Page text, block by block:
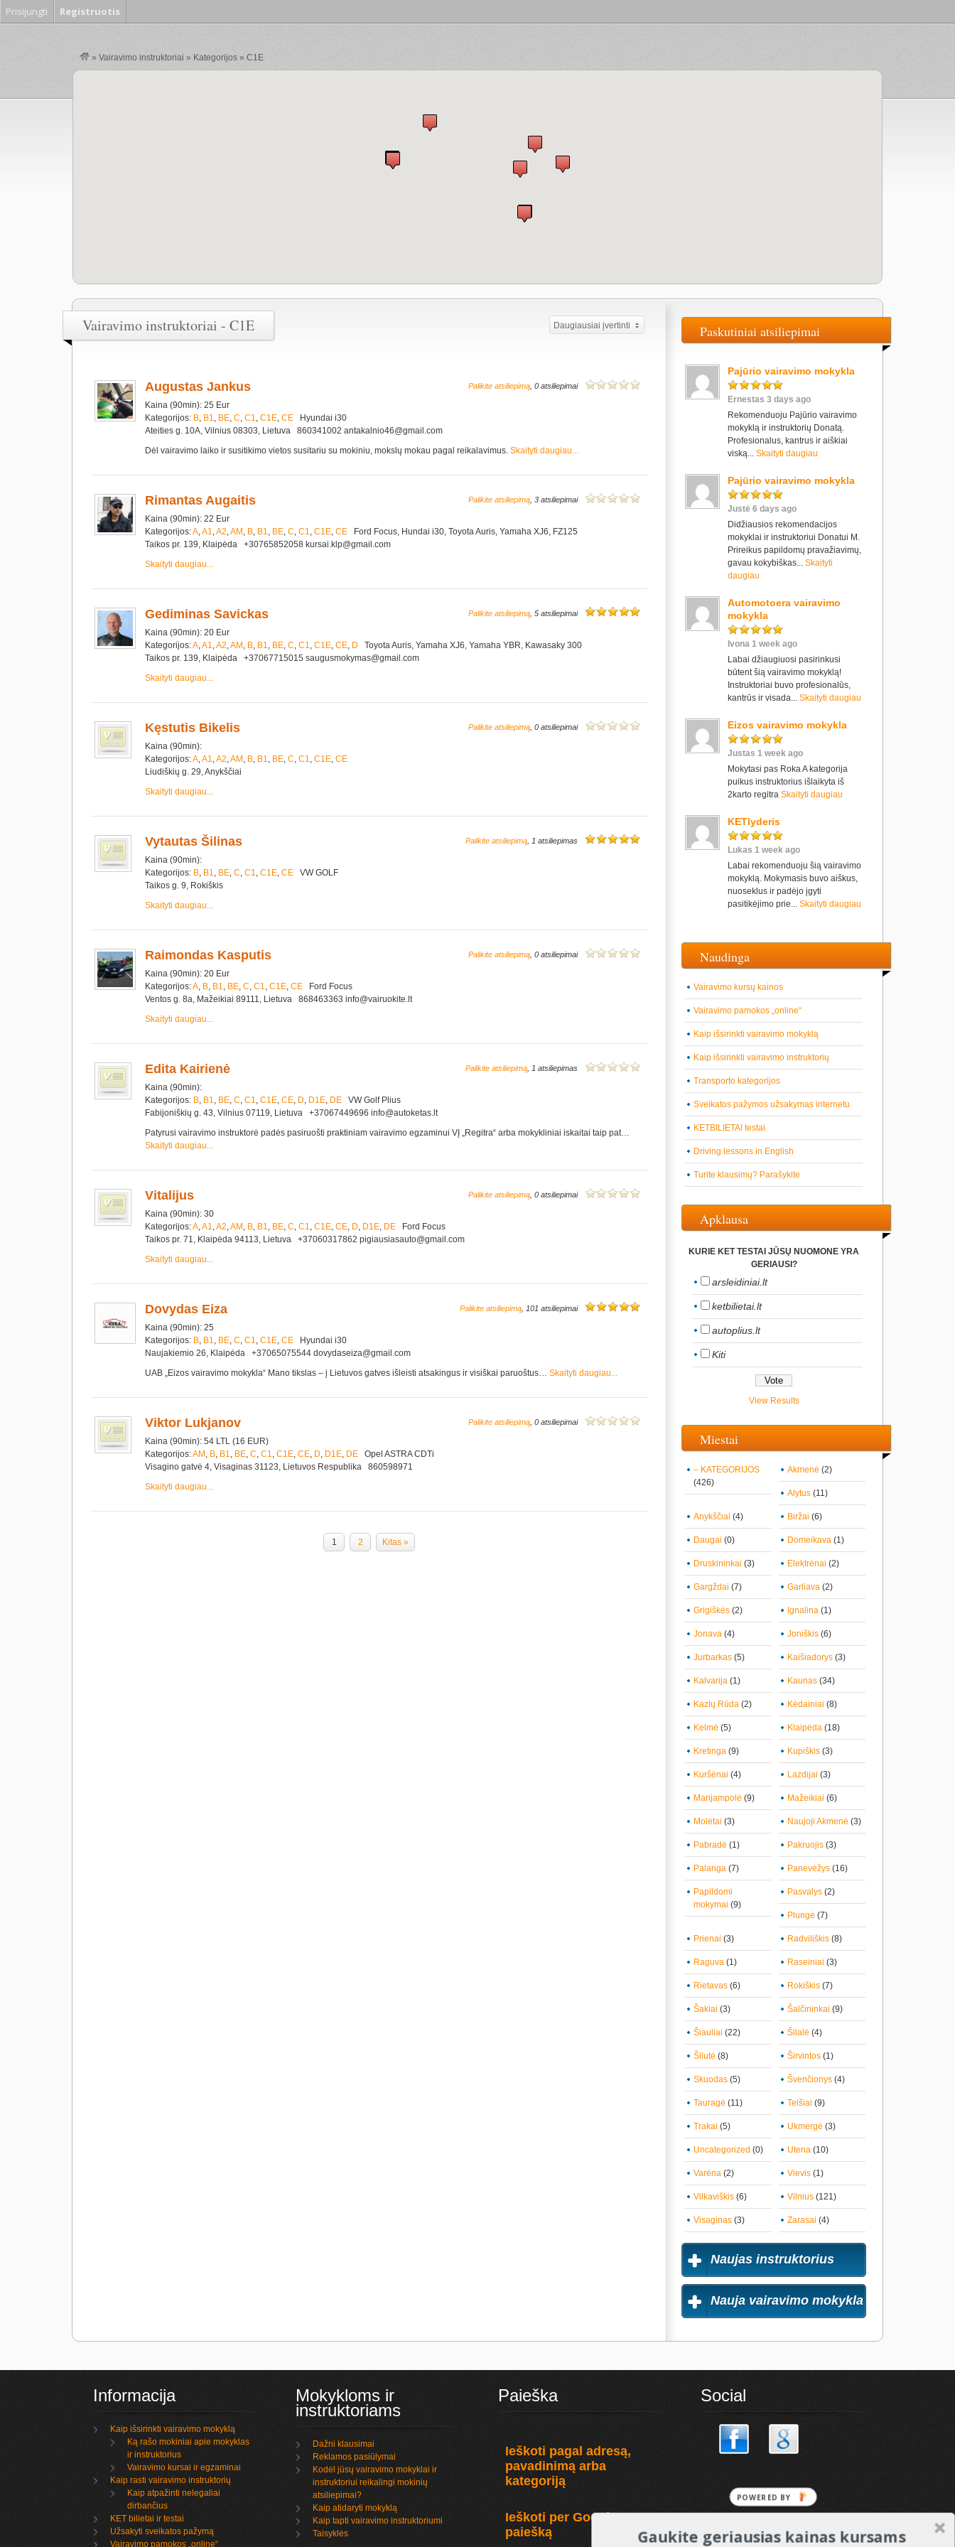
» Vairavimo instruktoriai » Kategorijos » C1E
Vairavimo instruktoriai - C1E Daugiausiai įvertinti
Palikite atsiliepimą , 0 atsiliepimai
Augustas Jankus
Kaina (90min): 25 Eur
Kategorijos: B, B1, BE, C, C1, C1E, CE Hyundai i30
Ateities g. 10A, Vilnius 08303, Lietuva 860341002 antakalnio46@gmail.com
Dėl vairavimo laiko ir susitikimo vietos susitariu su mokiniu, mokslų mokau pagal reikalavimus. Skaityti daugiau...
Palikite atsiliepimą , 3 atsiliepimai
Rimantas Augaitis
Kaina (90min): 22 Eur
Kategorijos:A,A1,A2,AM , B, B1, BE, C, C1, C1E, CE Ford Focus, Hundai i30, Toyota Auris, Yamaha XJ6, FZ125
Taikos pr. 139, Klaipėda +30765852058 kursai.klp@gmail.com
Skaityti daugiau...
Palikite atsiliepimą , 5 atsiliepimai
Gediminas Savickas
Kaina (90min): 20 Eur
Kategorijos:A,A1,A2,AM , B, B1, BE, C, C1, C1E, CE, D Toyota Auris, Yamaha XJ6, Yamaha YBR, Kawasaky 300
Taikos pr. 139, Klaipėda +37067715015 saugusmokymas@gmail.com
Skaityti daugiau...
Palikite atsiliepimą , 0 atsiliepimai
Kęstutis Bikelis
Kaina (90min):
Kategorijos:A,A1,A2,AM , B, B1, BE, C, C1, C1E, CE
Liudiškių g. 29, Anykščiai
Skaityti daugiau...
Palikite atsiliepimą , 1 atsiliepimas
Vytautas Šilinas
Kaina (90min):
Kategorijos: B, B1, BE, C, C1, C1E, CE VW GOLF
Taikos g. 9, Rokiškis
Skaityti daugiau...
Palikite atsiliepimą , 0 atsiliepimai
Raimondas Kasputis
Kaina (90min): 20 Eur
Kategorijos:A, B, B1, BE, C, C1, C1E, CE Ford Focus
Ventos g. 8a, Mažeikiai 89111, Lietuva 868463363 info@vairuokite.lt
Skaityti daugiau...
Palikite atsiliepimą , 1 atsiliepimas
Edita Kairienė
Kaina (90min):
Kategorijos: B, B1, BE, C, C1, C1E, CE, D, D1E, DE VW Golf Plius
Fabijoniškių g. 43, Vilnius 07119, Lietuva +37067449696 info@autoketas.lt
Patyrusi vairavimo instruktorė padės pasiruošti praktiniam vairavimo egzaminui VĮ „Regitra“ arba mokykliniai iskaitai taip pat…
Skaityti daugiau...
Palikite atsiliepimą , 0 atsiliepimai
Vitalijus
Kaina (90min): 30
Kategorijos:A,A1,A2,AM , B, B1, BE, C, C1, C1E, CE, D, D1E, DE Ford Focus
Taikos pr. 71, Klaipėda 94113, Lietuva +37060317862 pigiausiasauto@gmail.com
Skaityti daugiau...
Palikite atsiliepimą , 101 atsiliepimai
Dovydas Eiza
Kaina (90min): 25
Kategorijos: B, B1, BE, C, C1, C1E, CE Hyundai i30
Naujakiemio 26, Klaipėda +37065075544 dovydaseiza@gmail.com
UAB „Eizos vairavimo mokykla“ Mano tikslas – į Lietuvos gatves išleisti atsakingus ir visiškai paruoštus… Skaityti daugiau...
Palikite atsiliepimą , 0 atsiliepimai
Viktor Lukjanov
Kaina (90min): 54 LTL (16 EUR)
Kategorijos:AM , B, B1, BE, C, C1, C1E, CE, D, D1E, DE Opel ASTRA CDTi
Visagino gatvė 4, Visaginas 31123, Lietuvos Respublika 860598971
Skaityti daugiau...
1 2 Kitas »
Paskutiniai atsiliepimai
Pajūrio vairavimo mokykla
Ernestas 3 days ago
Rekomenduoju Pajūrio vairavimo
mokyklą ir instruktorių Donatą.
Profesionalus, kantrus ir aiškiai
viską... Skaityti daugiau
Pajūrio vairavimo mokykla
Justė 6 days ago
Didžiausios rekomendacijos
mokyklai ir instruktoriui Donatui M.
Prireikus papildomų pravažiavimų,
gavau kokybiškas... Skaityti
daugiau
Automotoera vairavimo
mokykla
Ivona 1 week ago
Labai džiaugiuosi pasirinkusi
būtent šią vairavimo mokyklą!
Instruktoriai buvo profesionalūs,
kantrūs ir visada... Skaityti daugiau
Eizos vairavimo mokykla
Justas 1 week ago
Mokytasi pas Roka A kategorija
puikus instruktorius išlaikyta iš
2karto regitra Skaityti daugiau
KETlyderis
Lukas 1 week ago
Labai rekomenduoju šią vairavimo
mokyklą. Mokymasis buvo aiškus,
nuoseklus ir padėjo įgyti
pasitikėjimo prie... Skaityti daugiau
Naudinga
Vairavimo kursų kainos
Vairavimo pamokos „online“
Kaip išsirinkti vairavimo mokyklą
Kaip išsirinkti vairavimo instruktorių
Transporto kategorijos
Sveikatos pažymos užsakymas internetu
KETBILIETAI testai
Driving lessons in English
Turite klausimų? Parašykite
Apklausa
KURIE KET TESTAI JŪSŲ NUOMONE YRA
GERIAUSI?
arsleidiniai.lt
ketbilietai.lt
autoplius.lt
Kiti
View Results
Miestai
– KATEGORIJOS
(426)
Akmenė (2)
Alytus (11)
Anykščiai (4) Biržai (6)
Daugai (0) Domeikava (1)
Druskininkai (3) Elektrėnai (2)
Gargždai (7) Garliava (2)
Grigiškės (2) Ignalina (1)
Jonava (4) Joniškis (6)
Jurbarkas (5) Kaišiadorys (3)
Kalvarija (1) Kaunas (34)
Kazlų Rūda (2) Kėdainiai (8)
Kelmė (5) Klaipėda (18)
Kretinga (9) Kupiškis (3)
Kuršėnai (4) Lazdijai (3)
Marijampolė (9) Mažeikiai (6)
Molėtai (3) Naujoji Akmenė (3)
Pabradė (1) Pakruojis (3)
Palanga (7) Panevėžys (16)
Papildomi
mokymai (9)
Pasvalys (2)
Plungė (7)
Prienai (3) Radviliškis (8)
Raguva (1) Raseiniai (3)
Rietavas (6) Rokiškis (7)
Šakiai (3) Šalčininkai (9)
Šiauliai (22) Šilalė (4)
Šilutė (8) Širvintos (1)
Skuodas (5) Švenčionys (4)
Tauragė (11) Telšiai (9)
Trakai (5) Ukmergė (3)
Uncategorized (0) Utena (10)
Varėna (2) Vievis (1)
Vilkaviškis (6) Vilnius (121)
Visaginas (3) Zarasai (4)
Naujas instruktorius
Nauja vairavimo mokykla
Informacija
Kaip išsirinkti vairavimo mokyklą
Ką rašo mokiniai apie mokyklas
ir instruktorius
Vairavimo kursai ir egzaminai
Kaip rasti vairavimo instruktorių
Kaip atpažinti nelegaliai
dirbančius
KET bilietai ir testai
Užsakyti sveikatos pažymą
Vairavimo pamokos „online“
Mokykloms ir
instruktoriams
Dažni klausimai
Reklamos pasiūlymai
Kodėl jūsų vairavimo mokyklai ir
instruktoriui reikalingi mokinių
atsiliepimai?
Kaip atidaryti mokyklą
Kaip tapti vairavimo instruktoriumi
Taisyklės
Paieška
Ieškoti pagal adresą,
pavadinimą arba
kategoriją
Ieškoti per Google
paiešką
Social
Prisijungti Registruotis
Gaukite geriausias kainas kursams